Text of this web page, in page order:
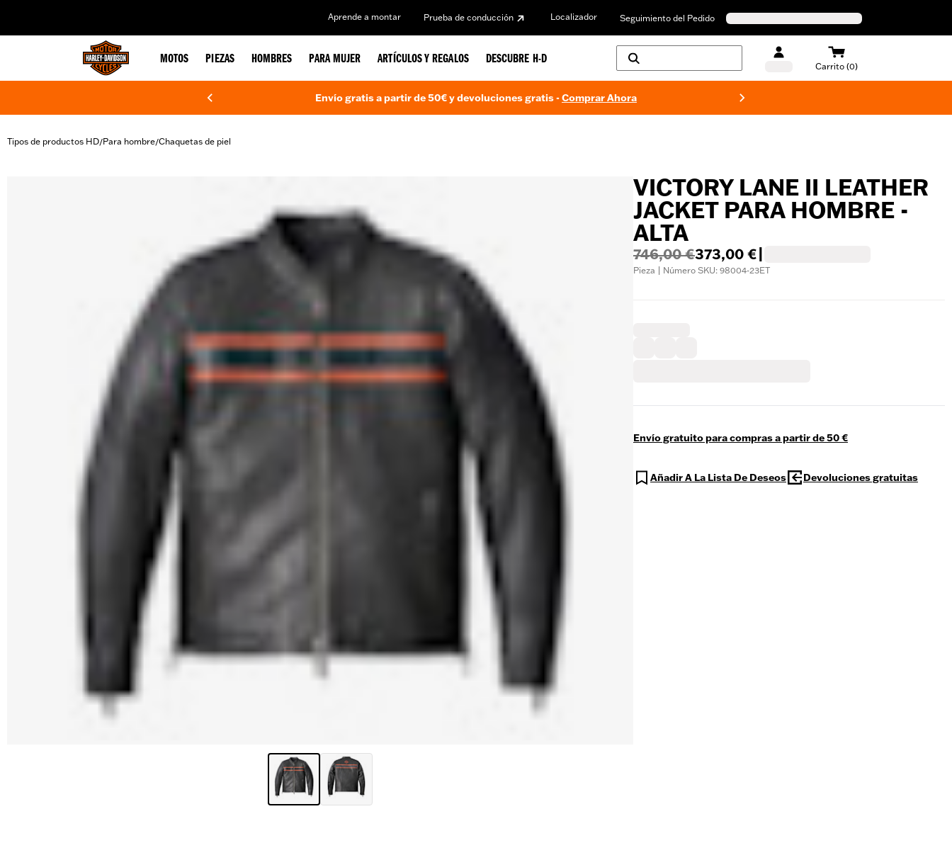
Aprende a montar Prueba de conducción Localizador Seguimiento del Pedido
MOTOS PIEZAS HOMBRES PARA MUJER ARTÍCULOS Y REGALOS DESCUBRE H-D
Carrito (0)
Envío gratis a partir de 50€ y devoluciones gratis -Comprar Ahora
Tipos de productos HD/Para hombre/Chaquetas de piel
VICTORY LANE II LEATHER
JACKET PARA HOMBRE -
ALTA
746,00 €373,00 €
Pieza | Número SKU: 98004-23ET
Envío gratuito para compras a partir de 50 €
Añadir A La Lista De Deseos Devoluciones gratuitas